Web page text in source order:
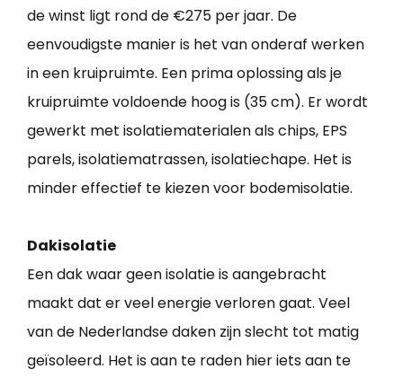
de winst ligt rond de €275 per jaar. De
eenvoudigste manier is het van onderaf werken
in een kruipruimte. Een prima oplossing als je
kruipruimte voldoende hoog is (35 cm). Er wordt
gewerkt met isolatiematerialen als chips, EPS
parels, isolatiematrassen, isolatiechape. Het is
minder effectief te kiezen voor bodemisolatie.
Dakisolatie
Een dak waar geen isolatie is aangebracht
maakt dat er veel energie verloren gaat. Veel
van de Nederlandse daken zijn slecht tot matig
geïsoleerd. Het is aan te raden hier iets aan te